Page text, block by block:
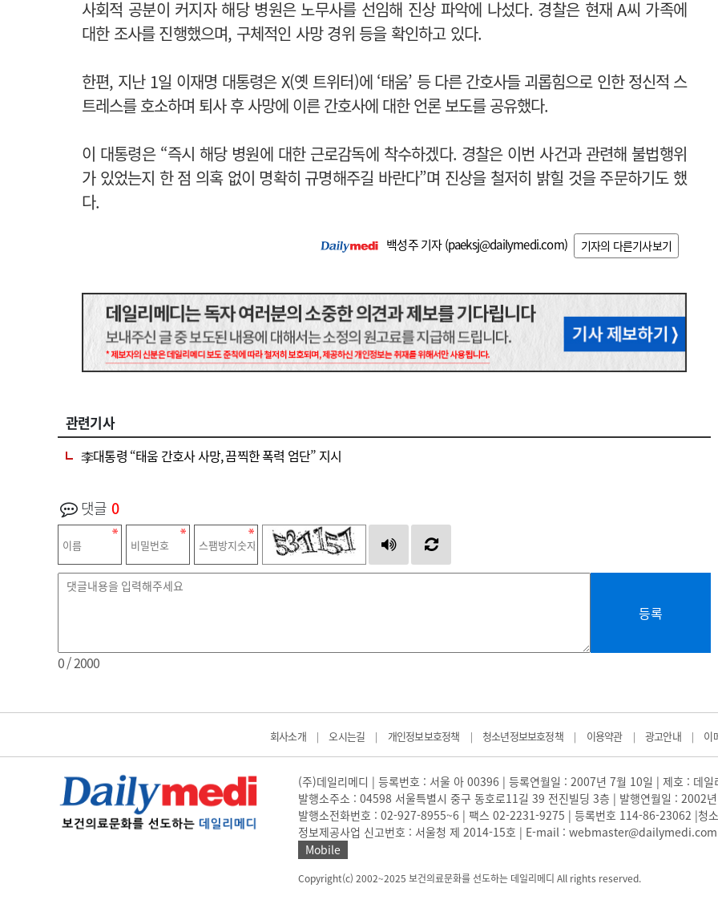
사회적 공분이 커지자 해당 병원은 노무사를 선임해 진상 파악에 나섰다. 경찰은 현재 A씨 가족에
대한 조사를 진행했으며, 구체적인 사망 경위 등을 확인하고 있다.
한편, 지난 1일 이재명 대통령은X(옛 트위터)에 ‘태움’ 등 다른 간호사들 괴롭힘으로 인한 정신적 스
트레스를 호소하며 퇴사 후 사망에 이른 간호사에 대한 언론 보도를 공유했다.
이 대통령은 “즉시 해당 병원에 대한 근로감독에 착수하겠다. 경찰은 이번 사건과 관련해 불법행위
가 있었는지 한 점 의혹 없이 명확히 규명해주길 바란다”며 진상을 철저히 밝힐 것을 주문하기도 했
다.
백성주 기자 (paeksj@dailymedi.com) 기자의 다른기사보기
관련기사
李대통령 “태움 간호사 사망, 끔찍한 폭력 엄단” 지시
댓글 0
등록
0/ 2000
회사소개 | 오시는길 | 개인정보보호정책 | 청소년정보보호정책 | 이용약관 | 광고안내 | 이
(주)데일리메디 | 등록번호 : 서울 아 00396 | 등록연월일 : 2007년 7월 10일 | 제호 : 데
발행소주소 : 04598 서울특별시 중구 동호로11길 39 전진빌딩 3층 | 발행연월일 : 2002
발행소전화번호 : 02-927-8955~6 | 팩스 02-2231-9275 | 등록번호 114-86-23062 |청
정보제공사업 신고번호 : 서울청 제 2014-15호 | E-mail : webmaster@dailymedi.com
Mobile
Copyright(c) 2002~2025 보건의료문화를 선도하는 데일리메디 All rights reserved.